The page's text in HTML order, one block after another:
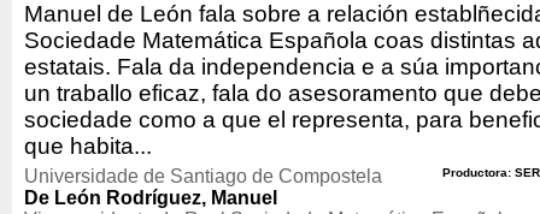
Manuel de León fala sobre a relación
Sociedade Matemática Española coas distintas
estatais. Fala da independencia e a súa
un traballo eficaz, fala do asesoramento que
sociedade como a que el representa, para
que habita...
Productora:
Universidade de Santiago de Compostela
De León Rodríguez, Manuel